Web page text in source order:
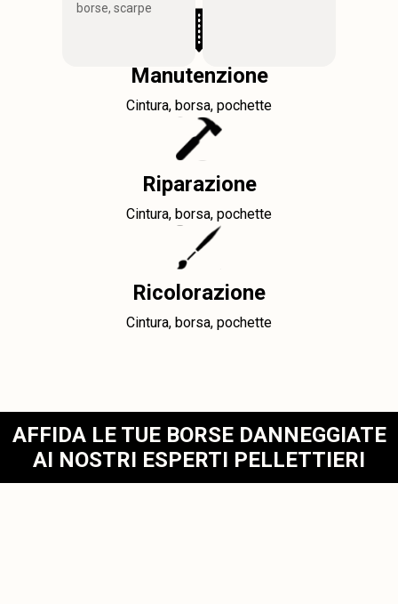
borse, scarpe
Manutenzione
Cintura, borsa, pochette
Riparazione
Cintura, borsa, pochette
Ricolorazione
Cintura, borsa, pochette
AFFIDA LE TUE BORSE DANNEGGIATE
AI NOSTRI ESPERTI PELLETTIERI